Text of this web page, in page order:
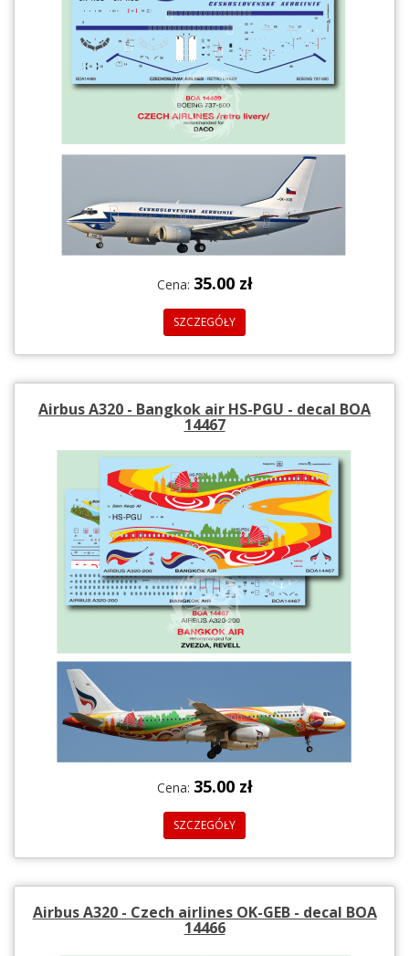
Cena: 35.00 zł
SZCZEGÓŁY
Airbus A320 - Bangkok air HS-PGU - decal BOA
14467
Cena: 35.00 zł
SZCZEGÓŁY
Airbus A320 - Czech airlines OK-GEB - decal BOA
14466